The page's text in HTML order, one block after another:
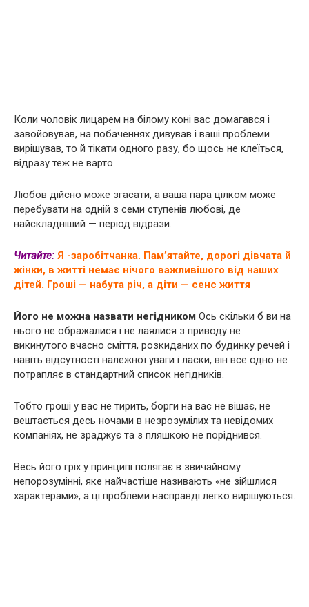
Коли чоловік лицарем на білому коні вас домагався і
завойовував, на побаченнях дивував і ваші проблеми
вирішував, то й тікати одного разу, бо щось не клеїться,
відразу теж не варто.
Любов дійсно може згасати, а ваша пара цілком може
перебувати на одній з семи ступенів любові, де
найскладніший — період відрази.
Читайте: Я -заробітчанка. Пам’ятайте, дорогі дівчата й
жінки, в житті немає нічого важливішого від наших
дітей. Гроші — набута річ, а діти — сенс життя
Його не можна назвати негідником Ось скільки б ви на
нього не ображалися і не лаялися з приводу не
викинутого вчасно сміття, розкиданих по будинку речей і
навіть відсутності належної уваги і ласки, він все одно не
потрапляє в стандартний список негідників.
Тобто гроші у вас не тирить, борги на вас не вішає, не
вештається десь ночами в незрозумілих та невідомих
компаніях, не зраджує та з пляшкою не поріднився.
Весь його гріх у принципі полягає в звичайному
непорозумінні, яке найчастіше називають «не зійшлися
характерами», а ці проблеми насправді легко вирішуються.